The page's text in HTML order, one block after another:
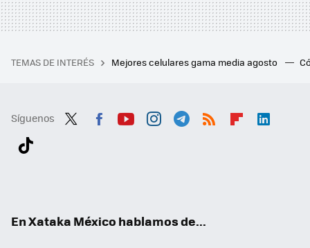
TEMAS DE INTERÉS Mejores celulares gama media agosto
Síguenos
En Xataka México hablamos de...